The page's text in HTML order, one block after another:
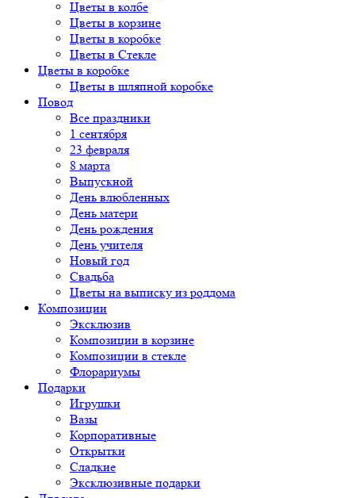
Цветы в колбе
Цветы в корзине
Цветы в коробке
Цветы в Стекле
Цветы в коробке
Цветы в шляпной коробке
Повод
Все праздники
1 сентября
23 февраля
8 марта
Выпускной
День влюбленных
День матери
День рождения
День учителя
Новый год
Свадьба
Цветы на выписку из роддома
Композиции
Эксклюзив
Композиции в корзине
Композиции в стекле
Флорариумы
Подарки
Игрушки
Вазы
Корпоративные
Открытки
Сладкие
Эксклюзивные подарки